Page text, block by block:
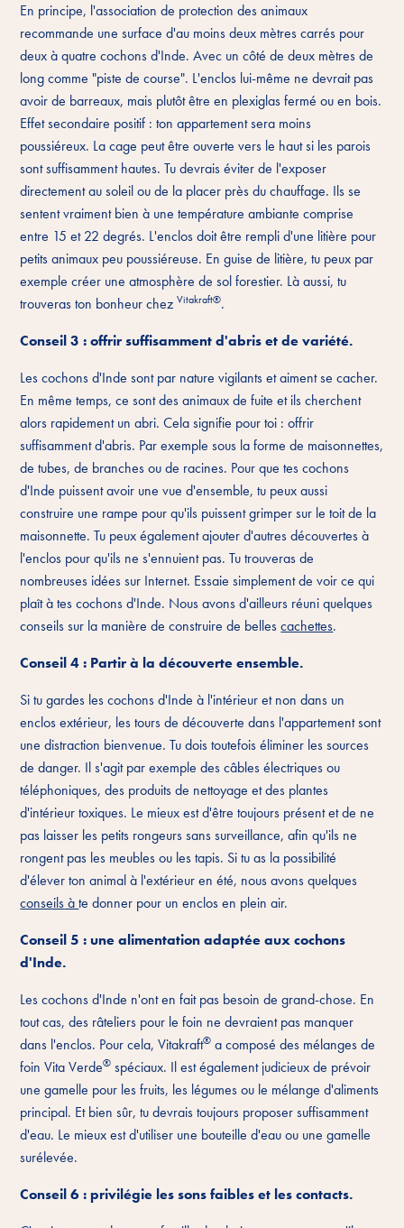
En principe, l'association de protection des animaux
recommande une surface d'au moins deux mètres carrés pour
deux à quatre cochons d'Inde. Avec un côté de deux mètres de
long comme "piste de course". L'enclos lui-même ne devrait pas
avoir de barreaux, mais plutôt être en plexiglas fermé ou en bois.
Effet secondaire positif : ton appartement sera moins
poussiéreux. La cage peut être ouverte vers le haut si les parois
sont suffisamment hautes. Tu devrais éviter de l'exposer
directement au soleil ou de la placer près du chauffage. Ils se
sentent vraiment bien à une température ambiante comprise
entre 15 et 22 degrés. L'enclos doit être rempli d'une litière pour
petits animaux peu poussiéreuse. En guise de litière, tu peux par
exemple créer une atmosphère de sol forestier. Là aussi, tu
trouveras ton bonheur chezVitakraft®.
Conseil 3 : offrir suffisamment d'abris et de variété.
Les cochons d'Inde sont par nature vigilants et aiment se cacher.
En même temps, ce sont des animaux de fuite et ils cherchent
alors rapidement un abri. Cela signifie pour toi : offrir
suffisamment d'abris. Par exemple sous la forme de maisonnettes,
de tubes, de branches ou de racines. Pour que tes cochons
d'Inde puissent avoir une vue d'ensemble, tu peux aussi
construire une rampe pour qu'ils puissent grimper sur le toit de la
maisonnette. Tu peux également ajouter d'autres découvertes à
l'enclos pour qu'ils ne s'ennuient pas. Tu trouveras de
nombreuses idées sur Internet. Essaie simplement de voir ce qui
plaît à tes cochons d'Inde. Nous avons d'ailleurs réuni quelques
conseils sur la manière de construire de bellescachettes.
Conseil 4 : Partir à la découverte ensemble.
Si tu gardes les cochons d'Inde à l'intérieur et non dans un
enclos extérieur, les tours de découverte dans l'appartement sont
une distraction bienvenue. Tu dois toutefois éliminer les sources
de danger. Il s'agit par exemple des câbles électriques ou
téléphoniques, des produits de nettoyage et des plantes
d'intérieur toxiques. Le mieux est d'être toujours présent et de ne
pas laisser les petits rongeurs sans surveillance, afin qu'ils ne
rongent pas les meubles ou les tapis. Si tu as la possibilité
d'élever ton animal à l'extérieur en été, nous avons quelques
conseilsàte donner pour un enclos en plein air.
Conseil 5 : une alimentation adaptée aux cochons
d'Inde.
Les cochons d'Inde n'ont en fait pas besoin de grand-chose. En
tout cas, des râteliers pour le foin ne devraient pas manquer
dans l'enclos. Pour cela, Vitakraft® a composé des mélanges de
foin Vita Verde® spéciaux. Il est également judicieux de prévoir
une gamelle pour les fruits, les légumes ou le mélange d'aliments
principal. Et bien sûr, tu devrais toujours proposer suffisamment
d'eau. Le mieux est d'utiliser une bouteille d'eau ou une gamelle
surélevée.
Conseil 6 : privilégie les sons faibles et les contacts.